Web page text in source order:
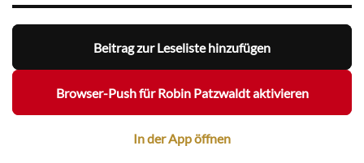
Beitrag zur Leseliste hinzufügen
Browser-Push für Robin Patzwaldt aktivieren
In der App öffnen